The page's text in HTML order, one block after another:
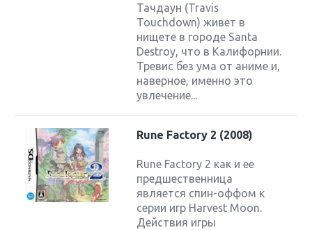
Тачдаун (Travis
Touchdown) живет в
нищете в городе Santa
Destroy, что в Калифорнии.
Тревис без ума от аниме и,
наверное, именно это
увлечение...
Rune Factory 2 (2008)
Rune Factory 2 как и ее
предшественница
является спин-оффом к
серии игр Harvest Moon.
Действия игры